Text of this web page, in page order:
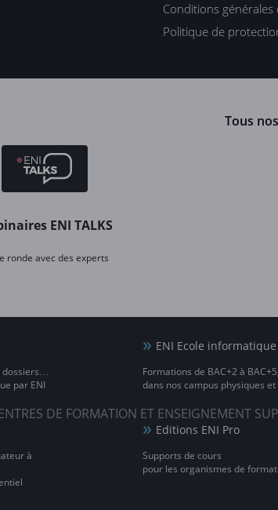
Conditions générales
Politique de
Tous
ENI TALKS
ronde avec des experts
dossiers…
par ENI
ENI Ecole informatique
Formations de BAC+2 à BAC+5,
dans nos campus physiques et
DE FORMATION ET ENSEIGNEMENT
à
Editions ENI Pro
Supports de cours
pour les organismes de